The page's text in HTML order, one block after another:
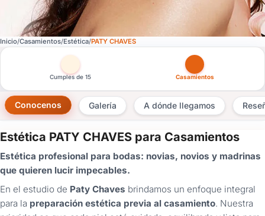
Inicio Casamientos Estética PATY CHAVES
Otras versiones de esta ficha por tipo de festejo
Cumples de 15 Casamientos
Conocenos Galería A dónde llegamos
Estética PATY CHAVES para Casamientos
Estética profesional para bodas: novias, novios y madrinas
que quieren lucir impecables.
En el estudio de Paty Chaves brindamos un enfoque integral
para la preparación estética previa al casamiento. Nuestra
×
Consultar
¿Ya
tenés
cuenta?